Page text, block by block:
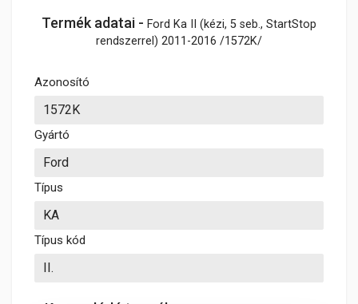
Termék adatai - Ford Ka II (kézi, 5 seb., StartStop
rendszerrel) 2011-2016 /1572K/
Azonosító
Gyártó
Típus
Típus kód